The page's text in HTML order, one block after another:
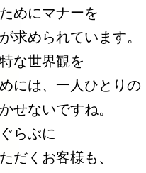
めにマナーを
求められています。
な世界観を
には、一人ひとりの
せないですね。
らぶに
だくお客様も、